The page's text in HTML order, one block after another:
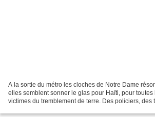
A la sortie du métro les cloches de Notre Dame
elles semblent sonner le glas pour Haïti, pour
victimes du tremblement de terre. Des policiers, des